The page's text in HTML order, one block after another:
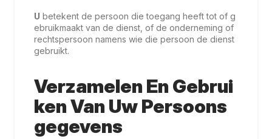
U betekent de persoon die toegang heeft tot of g
ebruikmaakt van de dienst, of de onderneming of
rechtspersoon namens wie die persoon de dienst
gebruikt.
Verzamelen En Gebrui
Ken Van Uw Persoons
Gegevens